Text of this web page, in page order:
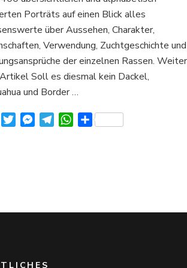
Aussehen
Charakter
und
Verhalten
Porträts auf einen Blick alles
über Aussehen, Charakter,
Verwendung, Zuchtgeschichte und
der einzelnen Rassen. Weiter
Soll es diesmal kein Dackel,
und Border …
FacebookTwitterMessenger
TelegramWhatsApp
Teilen